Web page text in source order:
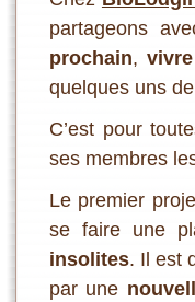
partageons
prochain,
quelques uns
C’est pour
ses membres
Le premier
se faire une
insolites. Il est
par une